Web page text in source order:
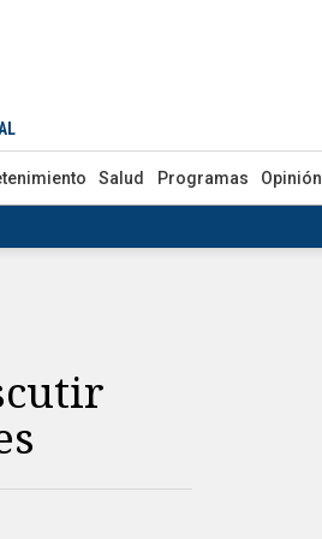
Salud Programas Opinión